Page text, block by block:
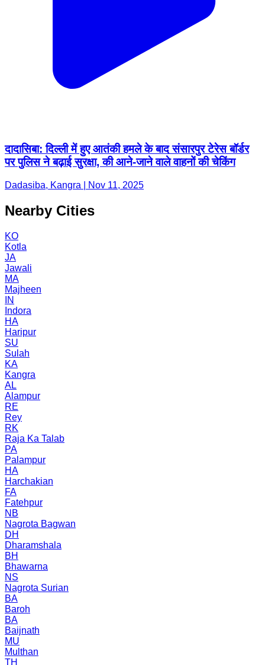
दादासिबा: दिल्ली में हुए आतंकी हमले के बाद संसारपुर टेरेस बॉर्डर
पर पुलिस ने बढ़ाई सुरक्षा, की आने-जाने वाले वाहनों की चेकिंग
Dadasiba, Kangra | Nov 11, 2025
Nearby Cities
KO
Kotla
JA
Jawali
MA
Majheen
IN
Indora
HA
Haripur
SU
Sulah
KA
Kangra
AL
Alampur
RE
Rey
RK
Raja Ka Talab
PA
Palampur
HA
Harchakian
FA
Fatehpur
NB
Nagrota Bagwan
DH
Dharamshala
BH
Bhawarna
NS
Nagrota Surian
BA
Baroh
BA
Baijnath
MU
Multhan
TH